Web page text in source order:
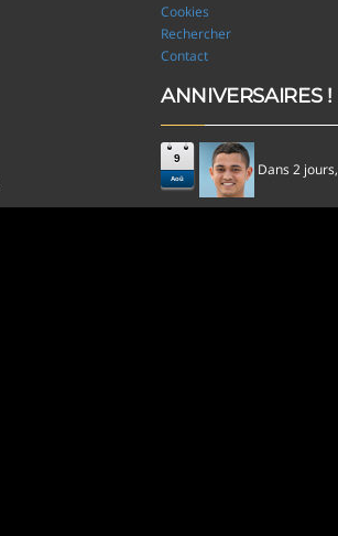
Cookies
Rechercher
Contact
ANNIVERSAIRES !
9
Aoû
Dans 2 jours,